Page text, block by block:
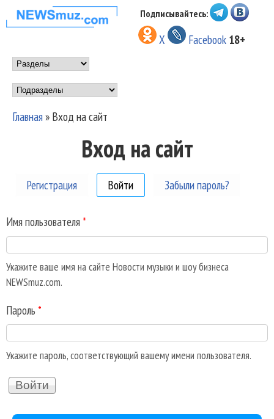
Перейти к основному
содержанию
НОВОСТИ
МУЗЫКИ И
ШОУ БИЗНЕСА
NEWSMUZ.COM
Подписывайтесь:
X Facebook 18+
Main menu
Подразделы
Вы здесь
Главная» Вход на сайт
Вход на сайт
Регистрация Войти (активная вкладка)
Забыли пароль?
Имя пользователя *
Укажите ваше имя на сайте Новости музыки и шоу бизнеса
NEWSmuz.com.
Пароль *
Укажите пароль, соответствующий вашему имени пользователя.